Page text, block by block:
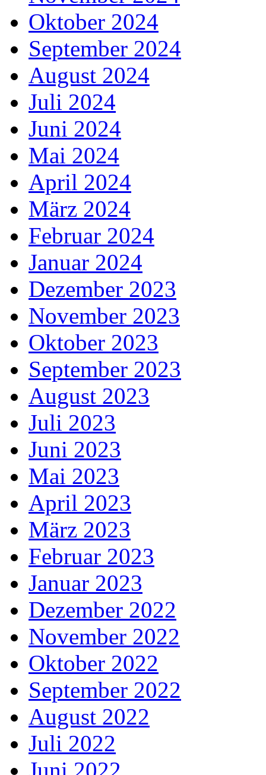
Oktober 2024
September 2024
August 2024
Juli 2024
Juni 2024
Mai 2024
April 2024
März 2024
Februar 2024
Januar 2024
Dezember 2023
November 2023
Oktober 2023
September 2023
August 2023
Juli 2023
Juni 2023
Mai 2023
April 2023
März 2023
Februar 2023
Januar 2023
Dezember 2022
November 2022
Oktober 2022
September 2022
August 2022
Juli 2022
Juni 2022